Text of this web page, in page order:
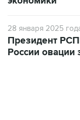
28 января 2025
Президент
России овации